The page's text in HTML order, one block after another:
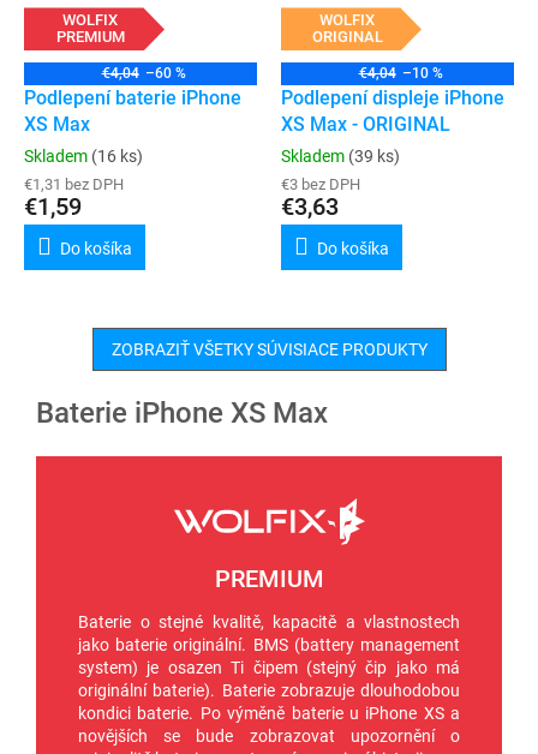
WOLFIX
PREMIUM
€4,04 –60 %
Podlepení baterie iPhone
XS Max
Skladem (16 ks)
€1,31 bez DPH
€1,59
Do košíka
WOLFIX
ORIGINAL
€4,04 –10 %
Podlepení displeje iPhone
XS Max - ORIGINAL
Skladem (39 ks)
€3 bez DPH
€3,63
Do košíka
ZOBRAZIŤ VŠETKY SÚVISIACE PRODUKTY
Baterie iPhone XS Max
PREMIUM
Baterie o stejné kvalitě, kapacitě a vlastnostech
jako baterie originální. BMS (battery management
system) je osazen Ti čipem (stejný čip jako má
originální baterie). Baterie zobrazuje dlouhodobou
kondici baterie. Po výměně baterie u iPhone XS a
novějších se bude zobrazovat upozornění o